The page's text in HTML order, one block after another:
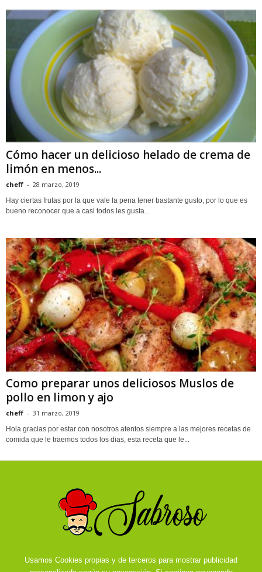
Cómo hacer un delicioso helado de crema de
limón en menos...
cheff - 28 marzo, 2019
Hay ciertas frutas por la que vale la pena tener bastante gusto, por lo que es
bueno reconocer que a casi todos les gusta...
Como preparar unos deliciosos Muslos de
pollo en limon y ajo
cheff - 31 marzo, 2019
Hola gracias por estar con nosotros atentos siempre a las mejores recetas de
comida que le traemos todos los dias, esta receta que le...
Usamos Cookies propias y de terceros para mostrar publicidad